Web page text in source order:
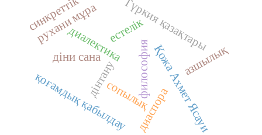
естелік
философия
диалектика Қожа Ахмет Ясауи
сопылық
дінтану
қоғамдық қабылдау
рухани мұра
діни сана
Түркия қазақтары
диаспора
азшылық
синкреттік